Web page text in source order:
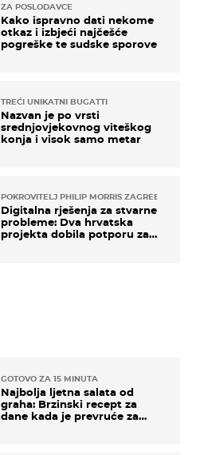
GOTOVO ZA 15 MINUTA
Najbolja ljetna salata od
graha: Brzinski recept za
dane kada je prevruće za
ZA POSLODAVCE
Kako ispravno dati nekome
otkaz i izbjeći najčešće
pogreške te sudske sporove
TREĆI UNIKATNI BUGATTI
Nazvan je po vrsti
srednjovjekovnog viteškog
konja i visok samo metar
POKROVITELJ PHILIP MORRIS ZAGREB
Digitalna rješenja za stvarne
probleme: Dva hrvatska
projekta dobila potporu za